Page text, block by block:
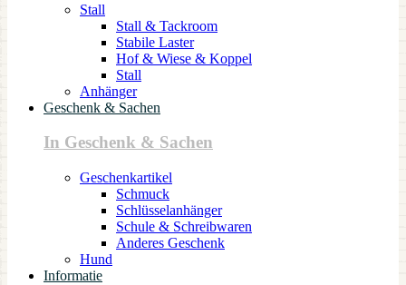
Stall
Stall & Tackroom
Stabile Laster
Hof & Wiese & Koppel
Stall
Anhänger
Geschenk & Sachen
In Geschenk & Sachen
Geschenkartikel
Schmuck
Schlüsselanhänger
Schule & Schreibwaren
Anderes Geschenk
Hund
Informatie